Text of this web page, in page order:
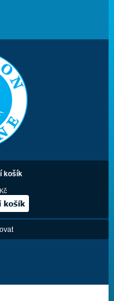
košík